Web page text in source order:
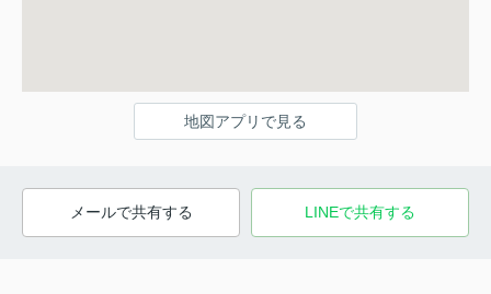
地図アプリで見る
メールで共有する LINEで共有する